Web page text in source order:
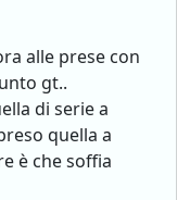
alle prese con
gt..
di serie a
quella a
è che soffia